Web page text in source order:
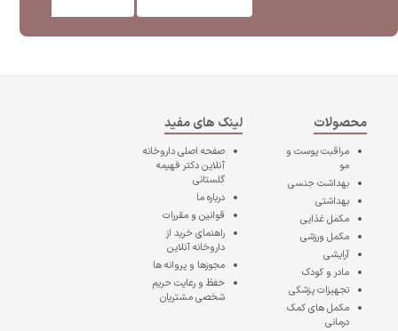
محصولات
مراقبت پوست و
مو
بهداشت جنسی
بهداشتی
مکمل غذایی
مکمل ورزشی
آرایشی
مادر و کودک
تجهیزات پزشکی
مکمل های کمک
درمانی
لینک های مفید
صفحه اصلیداروخانه
آنلاین دکتر فهیمه
گلستانی
درباره ما
قوانین و مقررات
راهنمای خرید از
داروخانه آنلاین
مجوزها و پروانه ها
حفظ و رعایت حریم
شخصی مشتریان